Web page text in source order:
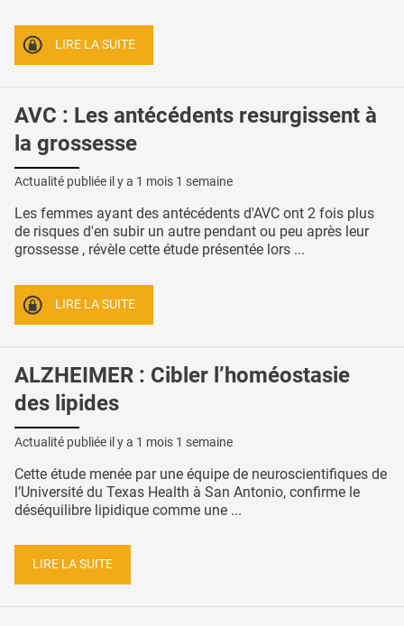
LIRE LA SUITE
AVC : Les antécédents resurgissent à
la grossesse
Actualité publiée il y a 1 mois 1 semaine
Les femmes ayant des antécédents d'AVC ont 2 fois plus
de risques d'en subir un autre pendant ou peu après leur
grossesse , révèle cette étude présentée lors ...
LIRE LA SUITE
ALZHEIMER : Cibler l’homéostasie
des lipides
Actualité publiée il y a 1 mois 1 semaine
Cette étude menée par une équipe de neuroscientifiques de
l’Université du Texas Health à San Antonio, confirme le
déséquilibre lipidique comme une ...
LIRE LA SUITE